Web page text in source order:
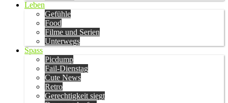
Leben
Gefühle
Food
Filme und Serien
Unterwegs
Spass
Picdump
Fail-Dienstag
Cute News
Retro
Gerechtigkeit siegt